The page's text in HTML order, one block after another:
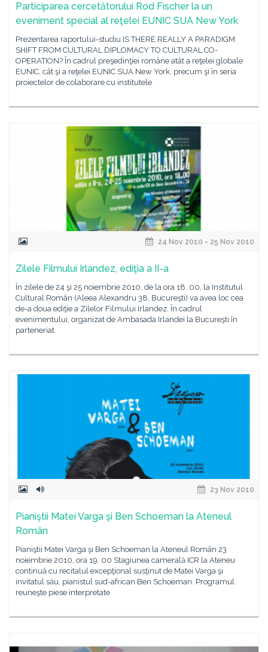
Participarea cercetătorului Rod Fischer la un
eveniment special al reţelei EUNIC SUA New York
Prezentarea raportului-studiu IS THERE REALLY A PARADIGM
SHIFT FROM CULTURAL DIPLOMACY TO CULTURAL CO-
OPERATION? În cadrul preşedinţiei române atât a reţelei globale
EUNIC, cât şi a reţelei EUNIC SUA New York, precum şi în seria
proiectelor de colaborare cu institutele
24 Nov 2010 - 25 Nov 2010
Zilele Filmului Irlandez, ediţia a II-a
În zilele de 24 şi 25 noiembrie 2010, de la ora 18. 00, la Institutul
Cultural Român (Aleea Alexandru 38, Bucureşti) va avea loc cea
de-a doua ediţie a Zilelor Filmului Irlandez. În cadrul
evenimentului, organizat de Ambasada Irlandei la Bucureşti în
parteneriat
23 Nov 2010
Pianiştii Matei Varga şi Ben Schoeman la Ateneul
Român
Pianiştii Matei Varga şi Ben Schoeman la Ateneul Român 23
noiembrie 2010, ora 19. 00 Stagiunea camerală ICR la Ateneu
continuă cu recitalul excepţional susţinut de Matei Varga şi
invitatul său, pianistul sud-african Ben Schoeman. Programul
reuneşte piese interpretate